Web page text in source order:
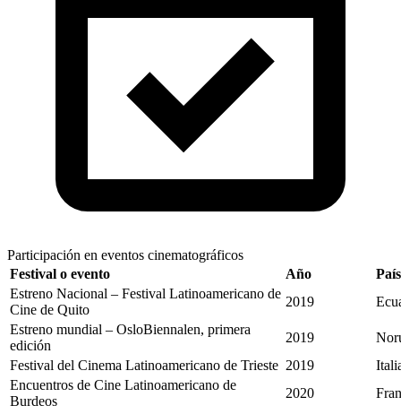
Participación en eventos cinematográficos
Festival o evento
Año
País
Estreno Nacional – Festival Latinoamericano de
Cine de Quito
2019
Estreno mundial – OsloBiennalen, primera
edición
2019
Festival del Cinema Latinoamericano de Trieste 2019
Encuentros de Cine Latinoamericano de
Burdeos
2020